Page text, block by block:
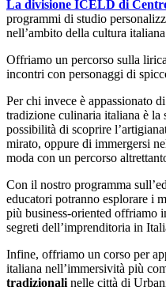
La divisione ICELD di
programmi di studio
nell’ambito della cultura
Offriamo un percorso sulla
incontri con personaggi di
Per chi invece è appassionato
tradizione culinaria italiana è la
possibilità di scoprire
mirato, oppure di immergersi
moda con un percorso
Con il nostro programma
educatori potranno esplorare i
più business-oriented offriamo
segreti dell’imprenditoria in
Infine, offriamo un corso per
italiana nell’immersività più
tradizionali nelle città di